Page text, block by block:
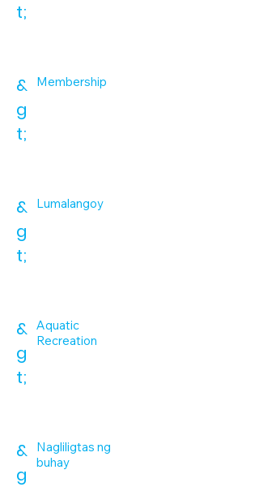
t;
&
g
t;
Membership
&
g
t;
Lumalangoy
&
g
t;
Aquatic
Recreation
&
g
Nagliligtas ng
buhay